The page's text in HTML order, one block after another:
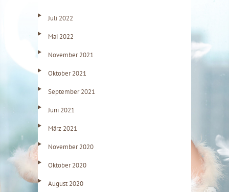
Juli 2022
Mai 2022
November 2021
Oktober 2021
September 2021
Juni 2021
März 2021
November 2020
Oktober 2020
August 2020